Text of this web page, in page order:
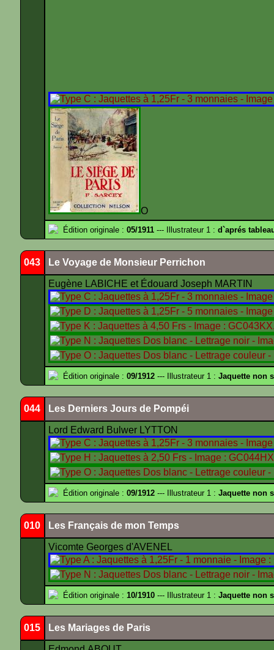
O
Édition originale : 05/1911 --- Illustrateur 1 : d`aprés
043 Le Voyage de Monsieur Perrichon
Eugène LABICHE et Édouard Joseph MARTIN
Édition originale : 09/1912 --- Illustrateur 1 : Jaquette non
044 Les Derniers Jours de Pompéi
Lord Edward Bulwer LYTTON
Édition originale : 09/1912 --- Illustrateur 1 : Jaquette non
010 Les Français de mon Temps
Vicomte Georges d'AVENEL
Édition originale : 10/1910 --- Illustrateur 1 : Jaquette non
015 Les Mariages de Paris